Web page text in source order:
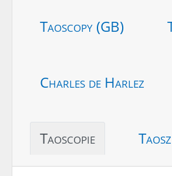
Taoscopy (GB)
Charles de Harlez
Taoscopie